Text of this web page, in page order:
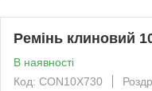
Ремінь клиновий
В наявності
Код: CON10X730